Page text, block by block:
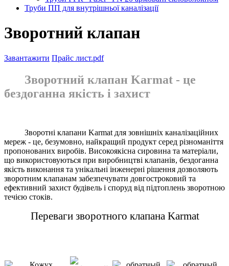
Труби ПП для внутрішньої каналізації
Зворотний клапан
Завантажити Прайс лист.pdf
Зворотний клапан Karmat - це
бездоганна якість і захист
Зворотні клапани Karmat для зовнішніх каналізаційних
мереж - це, безумовно, найкращий продукт серед різноманіття
пропонованих виробів. Високоякісна сировина та матеріали,
що використовуються при виробництві клапанів, бездоганна
якість виконання та унікальні інженерні рішення дозволяють
зворотним клапанам забезпечувати довгостроковий та
ефективний захист будівель і споруд від підтоплень зворотною
течією стоків.
Переваги зворотного клапана Karmat